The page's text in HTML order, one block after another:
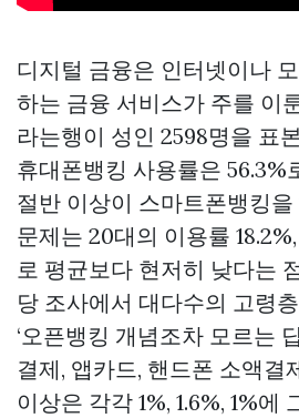
디지털 금융은 인터넷이나
하는 금융 서비스가 주를 이
라는행이 성인 2598명을 표
휴대폰뱅킹 사용률은 56.3%
절반 이상이 스마트폰뱅킹
문제는 20대의 이용률
로 평균보다 현저히 낮다는
당 조사에서 대다수의 고령
‘오픈뱅킹 개념조차 모르는
결제, 앱카드, 핸드폰 소액결
이상은 각각 1%, 1.6%, 1%에